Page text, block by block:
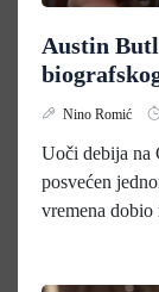
Austin
Nino Romić
Uoči debija na
posvećen
vremena